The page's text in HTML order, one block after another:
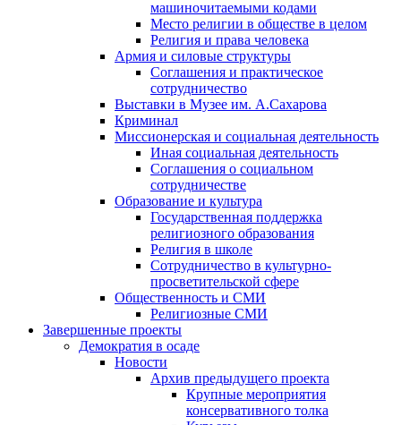
машиночитаемыми кодами
Место религии в обществе в целом
Религия и права человека
Армия и силовые структуры
Соглашения и практическое
сотрудничество
Выставки в Музее им. А.Сахарова
Криминал
Миссионерская и социальная деятельность
Иная социальная деятельность
Соглашения о социальном
сотрудничестве
Образование и культура
Государственная поддержка
религиозного образования
Религия в школе
Сотрудничество в культурно-
просветительской сфере
Общественность и СМИ
Религиозные СМИ
Завершенные проекты
Демократия в осаде
Новости
Архив предыдущего проекта
Крупные мероприятия
консервативного толка